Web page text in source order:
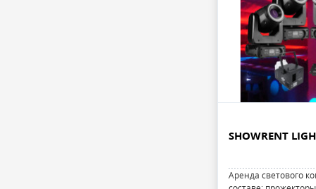
SHOWRENT
Аренда светового